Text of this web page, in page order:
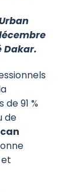
Dakar.
91 %
de